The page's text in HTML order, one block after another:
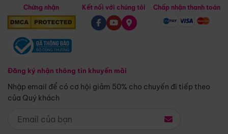
Chứng nhận
Đăng ký nhận thông tin khuyến mãi
Nhập email để có cơ hội giảm 50% cho chuyến đi tiếp theo
của Quý khách
Kết nối với chúng tôi Chấp nhận thanh toán